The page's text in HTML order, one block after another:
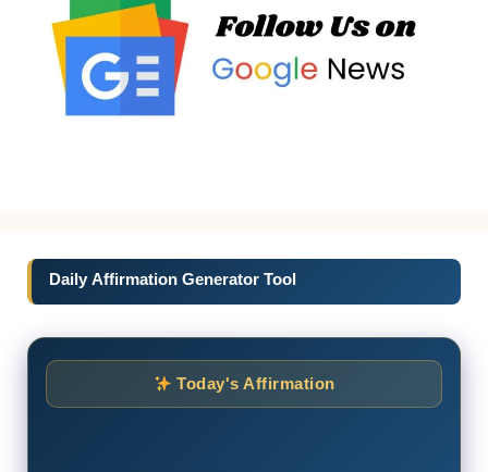
Daily Affirmation Generator Tool
Today's Affirmation